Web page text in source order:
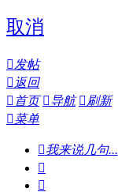
取消
发帖
 返回
 首页 导航 刷新
菜单
我来说几句...

